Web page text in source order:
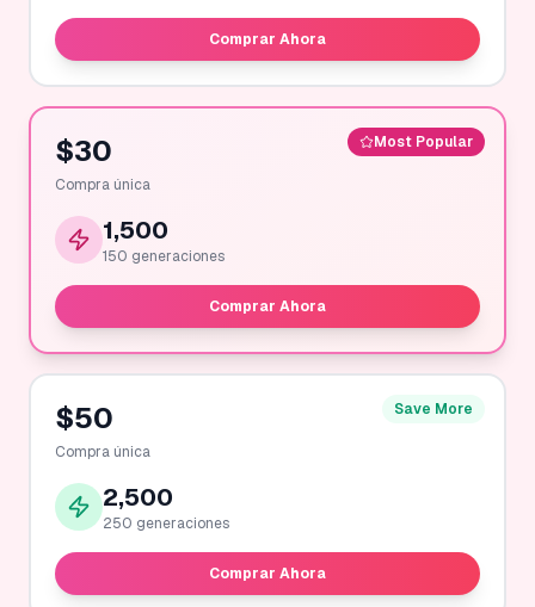
Comprar Ahora
Most Popular
$30
Compra única
1,500
150 generaciones
Comprar Ahora
Save More
$50
Compra única
2,500
250 generaciones
Comprar Ahora